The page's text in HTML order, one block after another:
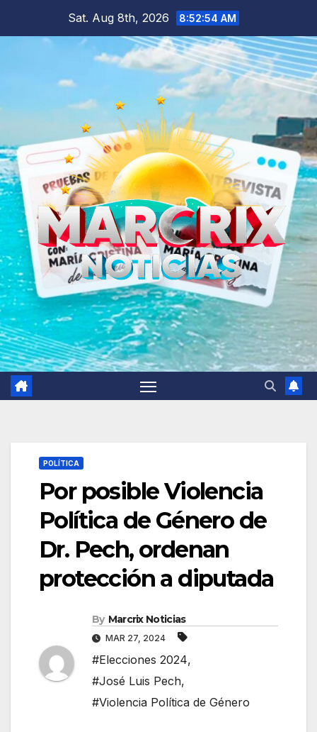
Sat. Aug 8th, 2026 8:52:55 AM
POLÍTICA
Por posible Violencia
Política de Género de
Dr. Pech, ordenan
protección a diputada
By Marcrix Noticias
MAR 27, 2024
#Elecciones 2024,
#José Luis Pech,
#Violencia Política de Género